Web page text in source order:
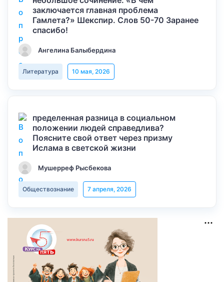
заключается главная проблема
Гамлета?» Шекспир. Слов 50-70 Заранее
спасибо!
Ангелина Балыбердина
Литература 10 мая, 2026
пределенная разница в социальном
положении людей справедлива?
Поясните свой ответ через призму
Ислама в светской жизни
Мушерреф Рысбекова
Обществознание 7 апреля, 2026